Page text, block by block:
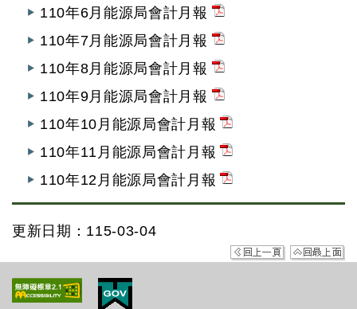
110年6月能源局會計月報
110年7月能源局會計月報
110年8月能源局會計月報
110年9月能源局會計月報
110年10月能源局會計月報
110年11月能源局會計月報
110年12月能源局會計月報
更新日期：115-03-04